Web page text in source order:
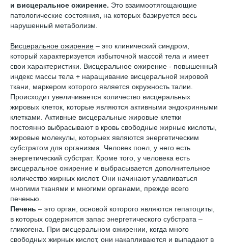
и висцеральное ожирение. Это взаимоотягощающие
патологические состояния, на которых базируется весь
нарушенный метаболизм.
Висцеральное ожирение – это клинический синдром,
который характеризуется избыточной массой тела и имеет
свои характеристики. Висцеральное ожирение - повышенный
индекс массы тела + наращивание висцеральной жировой
ткани, маркером которого является окружность талии.
Происходит увеличивается количество висцеральных
жировых клеток, которые являются активными эндокринными
клетками. Активные висцеральные жировые клетки
постоянно выбрасывают в кровь свободные жирные кислоты,
жировые молекулы, которыех являются энергетическим
субстратом для организма. Человек поел, у него есть
энергетический субстрат. Кроме того, у человека есть
висцеральное ожирение и выбрасывается дополнительное
количество жирных кислот. Они начинают улавливаться
многими тканями и многими органами, прежде всего
печенью.
Печень – это орган, основой которого являются гепатоциты,
в которых содержится запас энергетического субстрата –
гликогена. При висцеральном ожирении, когда много
свободных жирных кислот, они накапливаются и выпадают в